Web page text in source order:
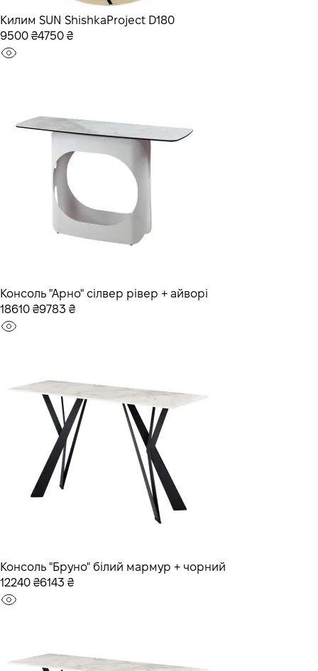
Килим SUN ShishkaProject D180
9500 ₴4750 ₴
Консоль "Арно" сілвер рівер + айворі
18610 ₴9783 ₴
Консоль "Бруно" білий мармур + чорний
12240 ₴6143 ₴